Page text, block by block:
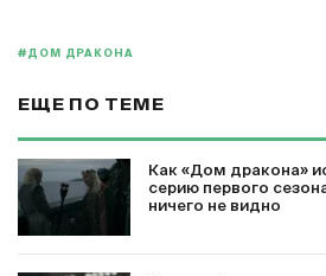
#ДОМ ДРАКОНА
ЕЩЕ ПО ТЕМЕ
Как «Дом дракона»
серию первого
ничего не видно